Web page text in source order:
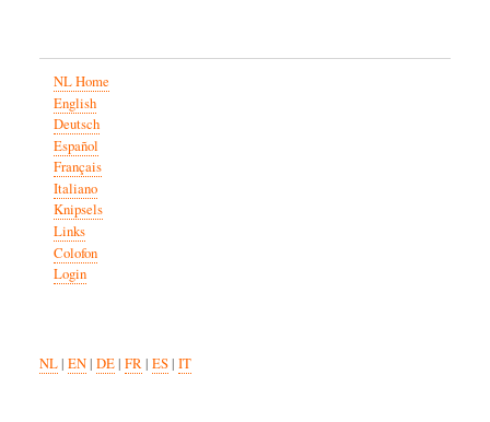
NL Home
English
Deutsch
Español
Français
Italiano
Knipsels
Links
Colofon
Login
NL| EN| DE| FR| ES| IT